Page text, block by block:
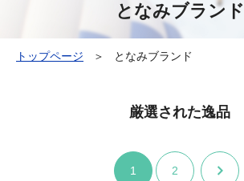
となみブランド
トップページ ＞ となみブランド
厳選された逸品
1 2